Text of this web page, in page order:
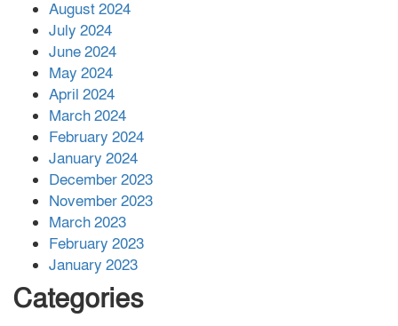
August 2024
July 2024
June 2024
May 2024
April 2024
March 2024
February 2024
January 2024
December 2023
November 2023
March 2023
February 2023
January 2023
Categories